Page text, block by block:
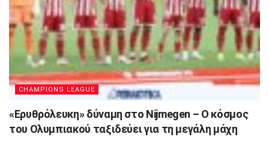
CHAMPIONS LEAGUE
«Ερυθρόλευκη» δύναμη στο Nijmegen – Ο κόσμος
του Ολυμπιακού ταξιδεύει για τη μεγάλη μάχη